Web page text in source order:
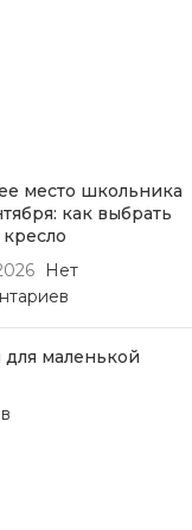
место школьника
как выбрать
кресло
Нет
для маленькой